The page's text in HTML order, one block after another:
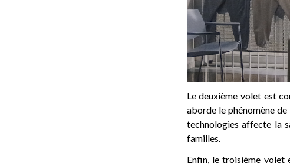
Le deuxième volet est
aborde le phénomène de
technologies affecte la
familles.
Enfin, le troisième volet